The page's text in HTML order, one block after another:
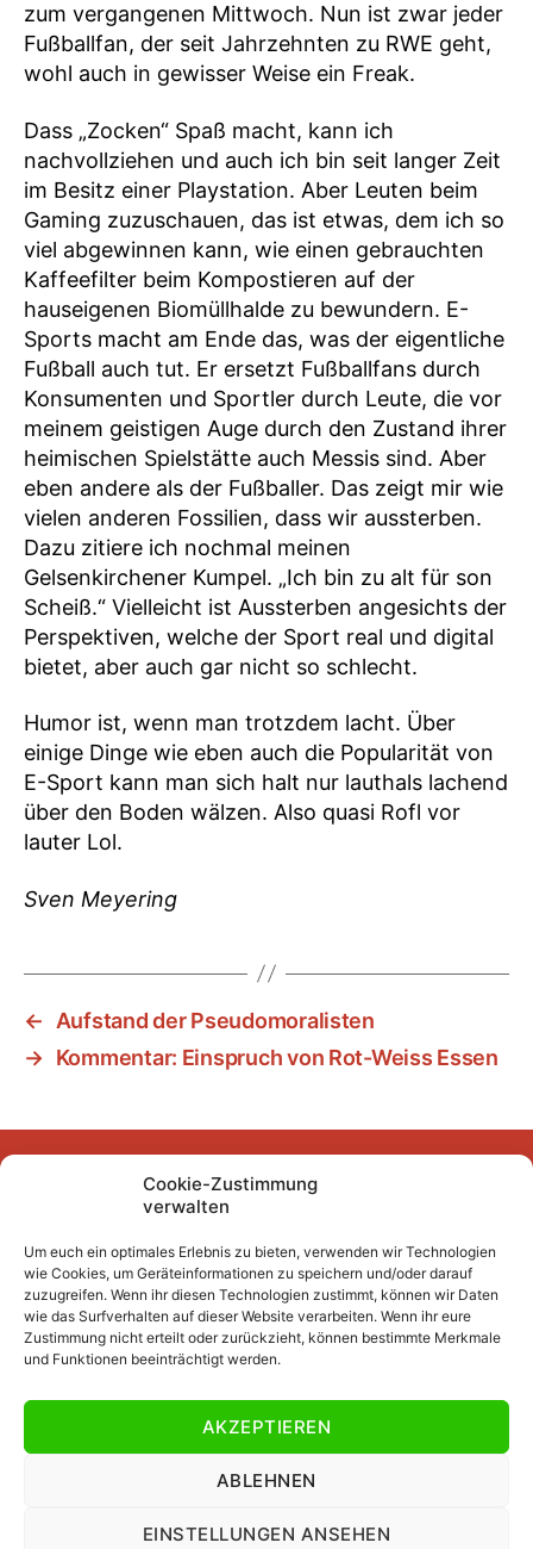
Cookie-Zustimmung
verwalten
Um euch ein optimales Erlebnis zu bieten, verwenden wir Technologien
wie Cookies, um Geräteinformationen zu speichern und/oder darauf
zuzugreifen. Wenn ihr diesen Technologien zustimmt, können wir Daten
wie das Surfverhalten auf dieser Website verarbeiten. Wenn ihr eure
Zustimmung nicht erteilt oder zurückzieht, können bestimmte Merkmale
und Funktionen beeinträchtigt werden.
AKZEPTIEREN
ABLEHNEN
EINSTELLUNGEN ANSEHEN
zum vergangenen Mittwoch. Nun ist zwar jeder
Fußballfan, der seit Jahrzehnten zu RWE geht,
wohl auch in gewisser Weise ein Freak.
Dass „Zocken“ Spaß macht, kann ich
nachvollziehen und auch ich bin seit langer Zeit
im Besitz einer Playstation. Aber Leuten beim
Gaming zuzuschauen, das ist etwas, dem ich so
viel abgewinnen kann, wie einen gebrauchten
Kaffeefilter beim Kompostieren auf der
hauseigenen Biomüllhalde zu bewundern. E-
Sports macht am Ende das, was der eigentliche
Fußball auch tut. Er ersetzt Fußballfans durch
Konsumenten und Sportler durch Leute, die vor
meinem geistigen Auge durch den Zustand ihrer
heimischen Spielstätte auch Messis sind. Aber
eben andere als der Fußballer. Das zeigt mir wie
vielen anderen Fossilien, dass wir aussterben.
Dazu zitiere ich nochmal meinen
Gelsenkirchener Kumpel. „Ich bin zu alt für son
Scheiß.“ Vielleicht ist Aussterben angesichts der
Perspektiven, welche der Sport real und digital
bietet, aber auch gar nicht so schlecht.
Humor ist, wenn man trotzdem lacht. Über
einige Dinge wie eben auch die Popularität von
E-Sport kann man sich halt nur lauthals lachend
über den Boden wälzen. Also quasi Rofl vor
lauter Lol.
Sven Meyering
←
Aufstand der Pseudomoralisten
→ Kommentar: Einspruch von Rot-Weiss Essen
FacebookInstagram
YouTubeMastodonBluesky
Unser Archiv
Kurze Fuffzehn
Beiträge 2007/2008 bis 2018/2019
Beiträge vor 2007/2008
Datenschutzerklärung